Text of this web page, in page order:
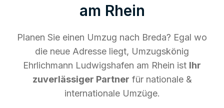
am Rhein
Planen Sie einen Umzug nach Breda? Egal wo
die neue Adresse liegt, Umzugskönig
Ehrlichmann Ludwigshafen am Rhein ist Ihr
zuverlässiger Partner für nationale &
internationale Umzüge.